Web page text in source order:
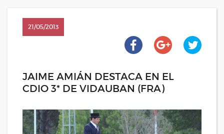
21/05/2013
JAIME AMIÁN DESTACA EN EL
CDIO 3* DE VIDAUBAN (FRA)